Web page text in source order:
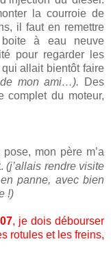
la courroie de
il faut en remettre
à eau neuve
pour regarder les
allait bientôt faire
mon ami…). Des
complet du moteur,
mon père m’a
(j’allais rendre visite
panne, avec bien
!)
, je dois débourser
rotules et les freins,